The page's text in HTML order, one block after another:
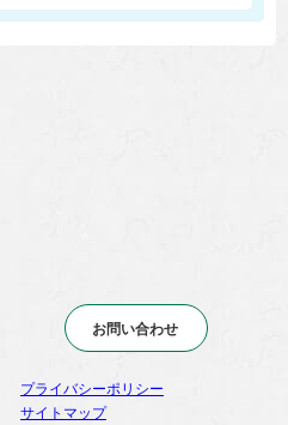
お問い合わせ
プライバシーポリシー
サイトマップ